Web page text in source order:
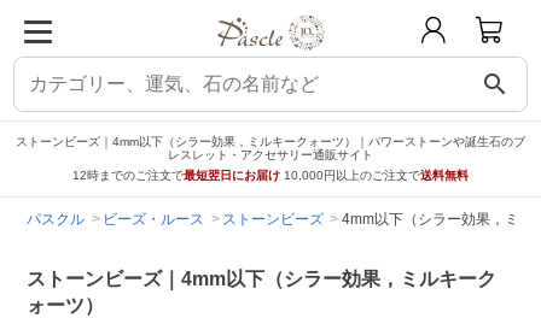
search
ストーンビーズ｜4mm以下（シラー効果，ミルキークォーツ）｜パワーストーンや誕生石のブ
レスレット・アクセサリー通販サイト
12時までのご注文で最短翌日にお届け 10,000円以上のご注文で送料無料
パスクル ビーズ・ルース ストーンビーズ 4mm以下（シラー効果，ミル
ストーンビーズ｜4mm以下（シラー効果，ミルキーク
ォーツ）